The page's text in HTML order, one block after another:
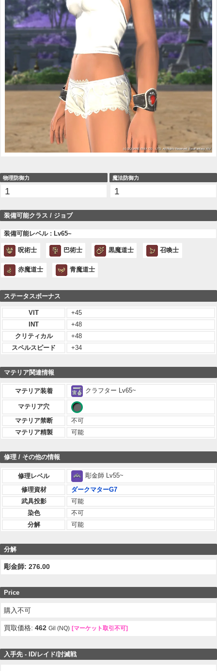
物理防御力
1
魔法防御力
1
装備可能クラス / ジョブ
装備可能レベル : Lv65~
呪術士 巴術士 黒魔道士 召喚士
赤魔道士 青魔道士
ステータスボーナス
VIT
+45
INT
+48
クリティカル
+48
スペルスピード
+34
マテリア関連情報
マテリア装着 クラフター Lv65~
マテリア穴
マテリア禁断
不可
マテリア精製
可能
修理 / その他の情報
修理レベル
彫金師 Lv55~
修理資材
ダークマターG7
武具投影
可能
染色
不可
分解
可能
分解
彫金師: 276.00
Price
購入不可
買取価格:462 Gil (NQ) [マーケット取引不可]
入手先 - ID/レイド/討滅戦